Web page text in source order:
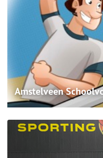
Amstelveen